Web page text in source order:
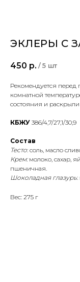
ЭКЛЕРЫ С
450 р. / 5 шт
Рекомендуется перед
комнатной
состояния и раскрыли
КБЖУ 386/4,7/27,1/30,9
Состав
Тесто: соль, масло
Крем: молоко, сахар,
пшеничная.
Шоколадная глазурь:
Вес: 275 г